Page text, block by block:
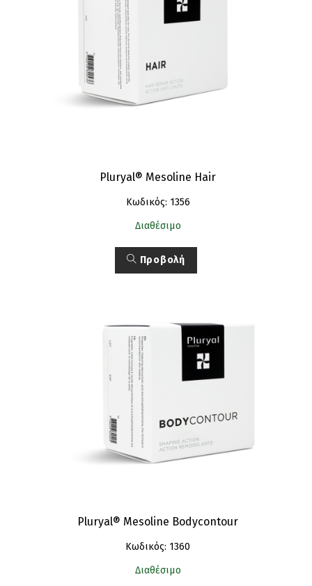
Pluryal® Mesoline Hair
Κωδικός: 1356
Διαθέσιμο
Προβολή
Pluryal® Mesoline Bodycontour
Κωδικός: 1360
Διαθέσιμο